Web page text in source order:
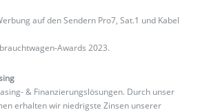
auf den Sendern Pro7, Sat.1 und Kabel
Awards 2023.
& Finanzierungslösungen. Durch unser
erhalten wir niedrigste Zinsen unserer